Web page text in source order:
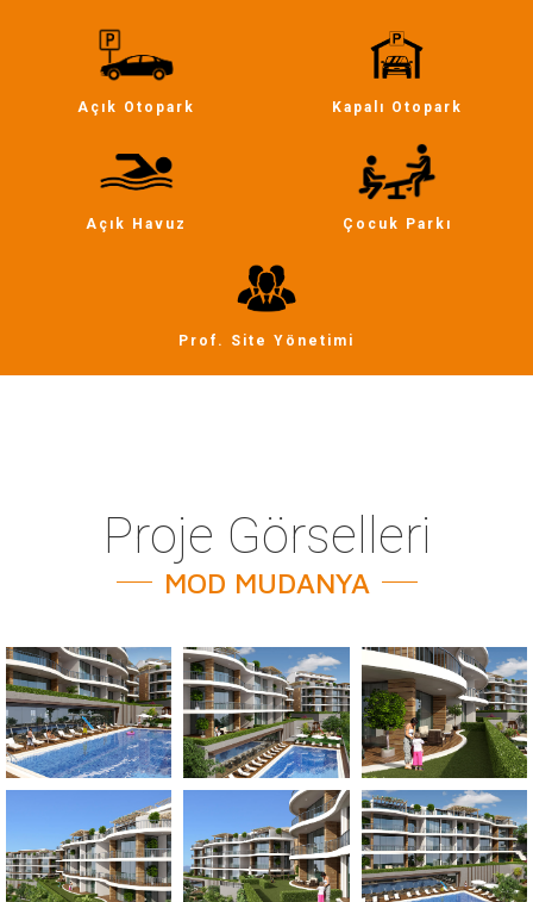
Açık Otopark Kapalı Otopark
Açık Havuz Çocuk Parkı
Prof. Site Yönetimi
Proje Görselleri
MOD MUDANYA